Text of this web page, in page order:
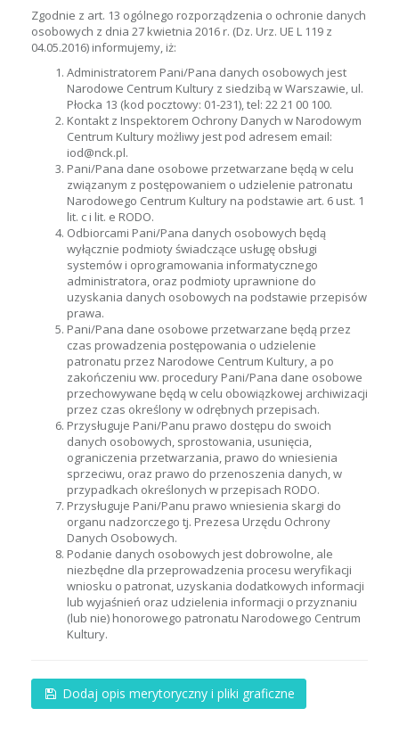
Zgodnie z art. 13 ogólnego rozporządzenia o ochronie danych
osobowych z dnia 27 kwietnia 2016 r. (Dz. Urz. UE L 119 z
04.05.2016) informujemy, iż:
Administratorem Pani/Pana danych osobowych jest
Narodowe Centrum Kultury z siedzibą w Warszawie, ul.
Płocka 13 (kod pocztowy: 01-231), tel: 22 21 00 100.
Kontakt z Inspektorem Ochrony Danych w Narodowym
Centrum Kultury możliwy jest pod adresem email:
iod@nck.pl.
Pani/Pana dane osobowe przetwarzane będą w celu
związanym z postępowaniem o udzielenie patronatu
Narodowego Centrum Kultury na podstawie art. 6 ust. 1
lit. c i lit. e RODO.
Odbiorcami Pani/Pana danych osobowych będą
wyłącznie podmioty świadczące usługę obsługi
systemów i oprogramowania informatycznego
administratora, oraz podmioty uprawnione do
uzyskania danych osobowych na podstawie przepisów
prawa.
Pani/Pana dane osobowe przetwarzane będą przez
czas prowadzenia postępowania o udzielenie
patronatu przez Narodowe Centrum Kultury, a po
zakończeniu ww. procedury Pani/Pana dane osobowe
przechowywane będą w celu obowiązkowej archiwizacji
przez czas określony w odrębnych przepisach.
Przysługuje Pani/Panu prawo dostępu do swoich
danych osobowych, sprostowania, usunięcia,
ograniczenia przetwarzania, prawo do wniesienia
sprzeciwu, oraz prawo do przenoszenia danych, w
przypadkach określonych w przepisach RODO.
Przysługuje Pani/Panu prawo wniesienia skargi do
organu nadzorczego tj. Prezesa Urzędu Ochrony
Danych Osobowych.
Podanie danych osobowych jest dobrowolne, ale
niezbędne dla przeprowadzenia procesu weryfikacji
wniosku o patronat, uzyskania dodatkowych informacji
lub wyjaśnień oraz udzielenia informacji o przyznaniu
(lub nie) honorowego patronatu Narodowego Centrum
Kultury.
Dodaj opis merytoryczny i pliki graficzne